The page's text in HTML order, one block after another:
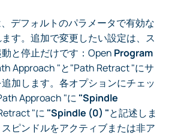
デフォルトのパラメータで有効な
す。追加で変更したい設定は、ス
と停止だけです：Open Program
Approach "と"Path Retract "にサ
加します。各オプションにチェッ
Approach "に "Spindle
"に "Spindle (0) "と記述しま
ピンドルをアクティブまたは非ア